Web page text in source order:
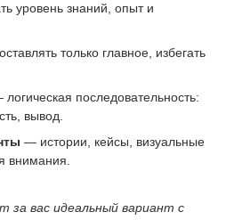
уровень знаний, опыт и
только главное, избегать
последовательность:
вывод.
— истории, кейсы, визуальные
внимания.
за вас идеальный вариант с